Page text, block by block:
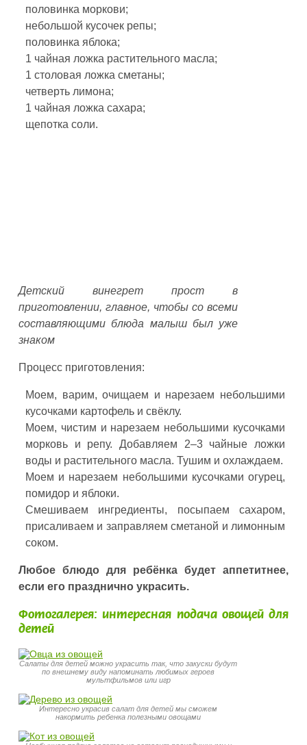
половинка моркови;
небольшой кусочек репы;
половинка яблока;
1 чайная ложка растительного масла;
1 столовая ложка сметаны;
четверть лимона;
1 чайная ложка сахара;
щепотка соли.
Детский винегрет прост в
приготовлении, главное, чтобы со всеми
составляющими блюда малыш был уже
знаком
Процесс приготовления:
Моем, варим, очищаем и нарезаем небольшими
кусочками картофель и свёклу.
Моем, чистим и нарезаем небольшими кусочками
морковь и репу. Добавляем 2–3 чайные ложки
воды и растительного масла. Тушим и охлаждаем.
Моем и нарезаем небольшими кусочками огурец,
помидор и яблоки.
Смешиваем ингредиенты, посыпаем сахаром,
присаливаем и заправляем сметаной и лимонным
соком.
Любое блюдо для ребёнка будет аппетитнее,
если его празднично украсить.
Фотогалерея: интересная подача овощей для
детей
Салаты для детей можно украсить так, что закуски будут
по внешнему виду напоминать любимых героев
мультфильмов или игр
Интересно украсив салат для детей мы сможем
накормить ребенка полезными овощами